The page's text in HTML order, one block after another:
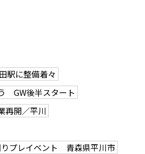
駅に整備着々
GW後半スタート
再開／平川
プレイベント 青森県平川市